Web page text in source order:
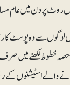
روٹ پر دن میں عام
لوگوں سے وہ
حصہ خطوط لکھنے میں
آنے والے